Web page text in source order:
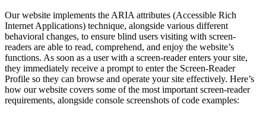
Our website implements the ARIA attributes (Accessible Rich
Internet Applications) technique, alongside various different
behavioral changes, to ensure blind users visiting with screen-
readers are able to read, comprehend, and enjoy the website’s
functions. As soon as a user with a screen-reader enters your site,
they immediately receive a prompt to enter the Screen-Reader
Profile so they can browse and operate your site effectively. Here’s
how our website covers some of the most important screen-reader
requirements, alongside console screenshots of code examples: